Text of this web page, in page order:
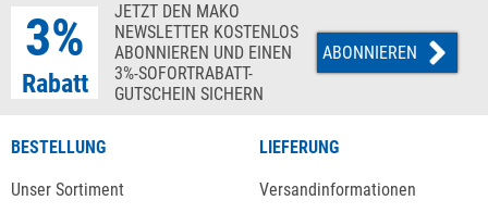
3%
Rabatt
JETZT DEN MAKO
NEWSLETTER KOSTENLOS
ABONNIEREN UND EINEN
3%-SOFORTRABATT-
GUTSCHEIN SICHERN
ABONNIEREN
BESTELLUNG
Unser Sortiment
LIEFERUNG
Versandinformationen